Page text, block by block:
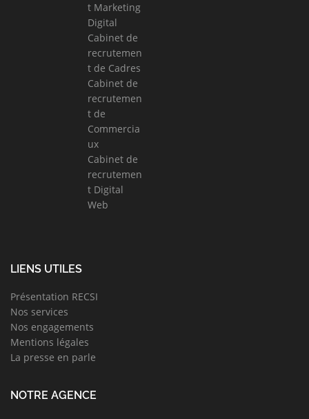
t Marketing
Digital
Cabinet de
recrutemen
t de Cadres
Cabinet de
recrutemen
t de
Commercia
ux
Cabinet de
recrutemen
t Digital
Web
LIENS UTILES
Présentation RECSI
Nos services
Nos engagements
Mentions légales
La presse en parle
NOTRE AGENCE